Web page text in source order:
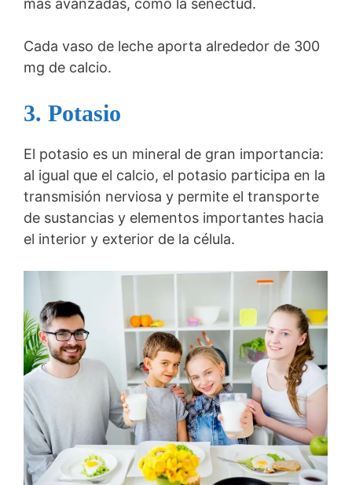
más avanzadas, como la senectud.
Cada vaso de leche aporta alrededor de 300
mg de calcio.
3. Potasio
El potasio es un mineral de gran importancia:
al igual que el calcio, el potasio participa en la
transmisión nerviosa y permite el transporte
de sustancias y elementos importantes hacia
el interior y exterior de la célula.